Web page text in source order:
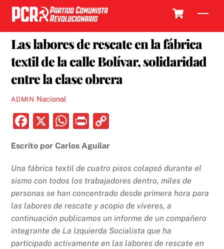
Skip
content
Las labores de rescate en la fábrica
textil de la calle Bolívar, solidaridad
entre la clase obrera
ADMIN Nacional
F
c
e
b
o
o
k
X
W
at
s
A
p
p
P
nt
y
Li
n
k
Escrito por Carlos Aguilar
Una fábrica textil de cuatro pisos colapsó durante el
sismo con todos los trabajadores dentro, miles de
personas se han concentrado desde primera hora para
las labores de rescate y acopio de víveres, a
continuación publicamos un informe de un compañero
integrante de La Izquierda Socialista que ha
participado activamente en las labores de rescate en